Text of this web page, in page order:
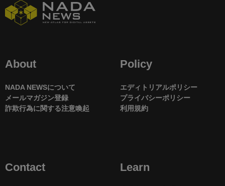
About
NADA NEWSについて
メールマガジン登録
詐欺行為に関する注意喚起
Policy
エディトリアルポリシー
プライバシーポリシー
利用規約
Contact Learn